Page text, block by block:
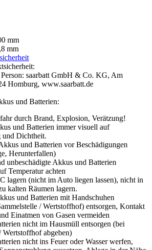
mm
mm
saarbatt GmbH & Co. KG, Am
Homburg, www.saarbatt.de
und Batterien:
durch Brand, Explosion, Verätzung!
und Batterien immer visuell auf
und Dichtheit.
und Batterien vor Beschädigungen
Herunterfallen)
unbeschädigte Akkus und Batterien
Temperatur achten
lagern (nicht im Auto liegen lassen), nicht in
kalten Räumen lagern.
und Batterien mit Handschuhen
/ Wertstoffhof) entsorgen, Kontakt
Einatmen von Gasen vermeiden
nicht im Hausmüll entsorgen (bei
Wertstoffhof abgeben)
nicht ins Feuer oder Wasser werfen,